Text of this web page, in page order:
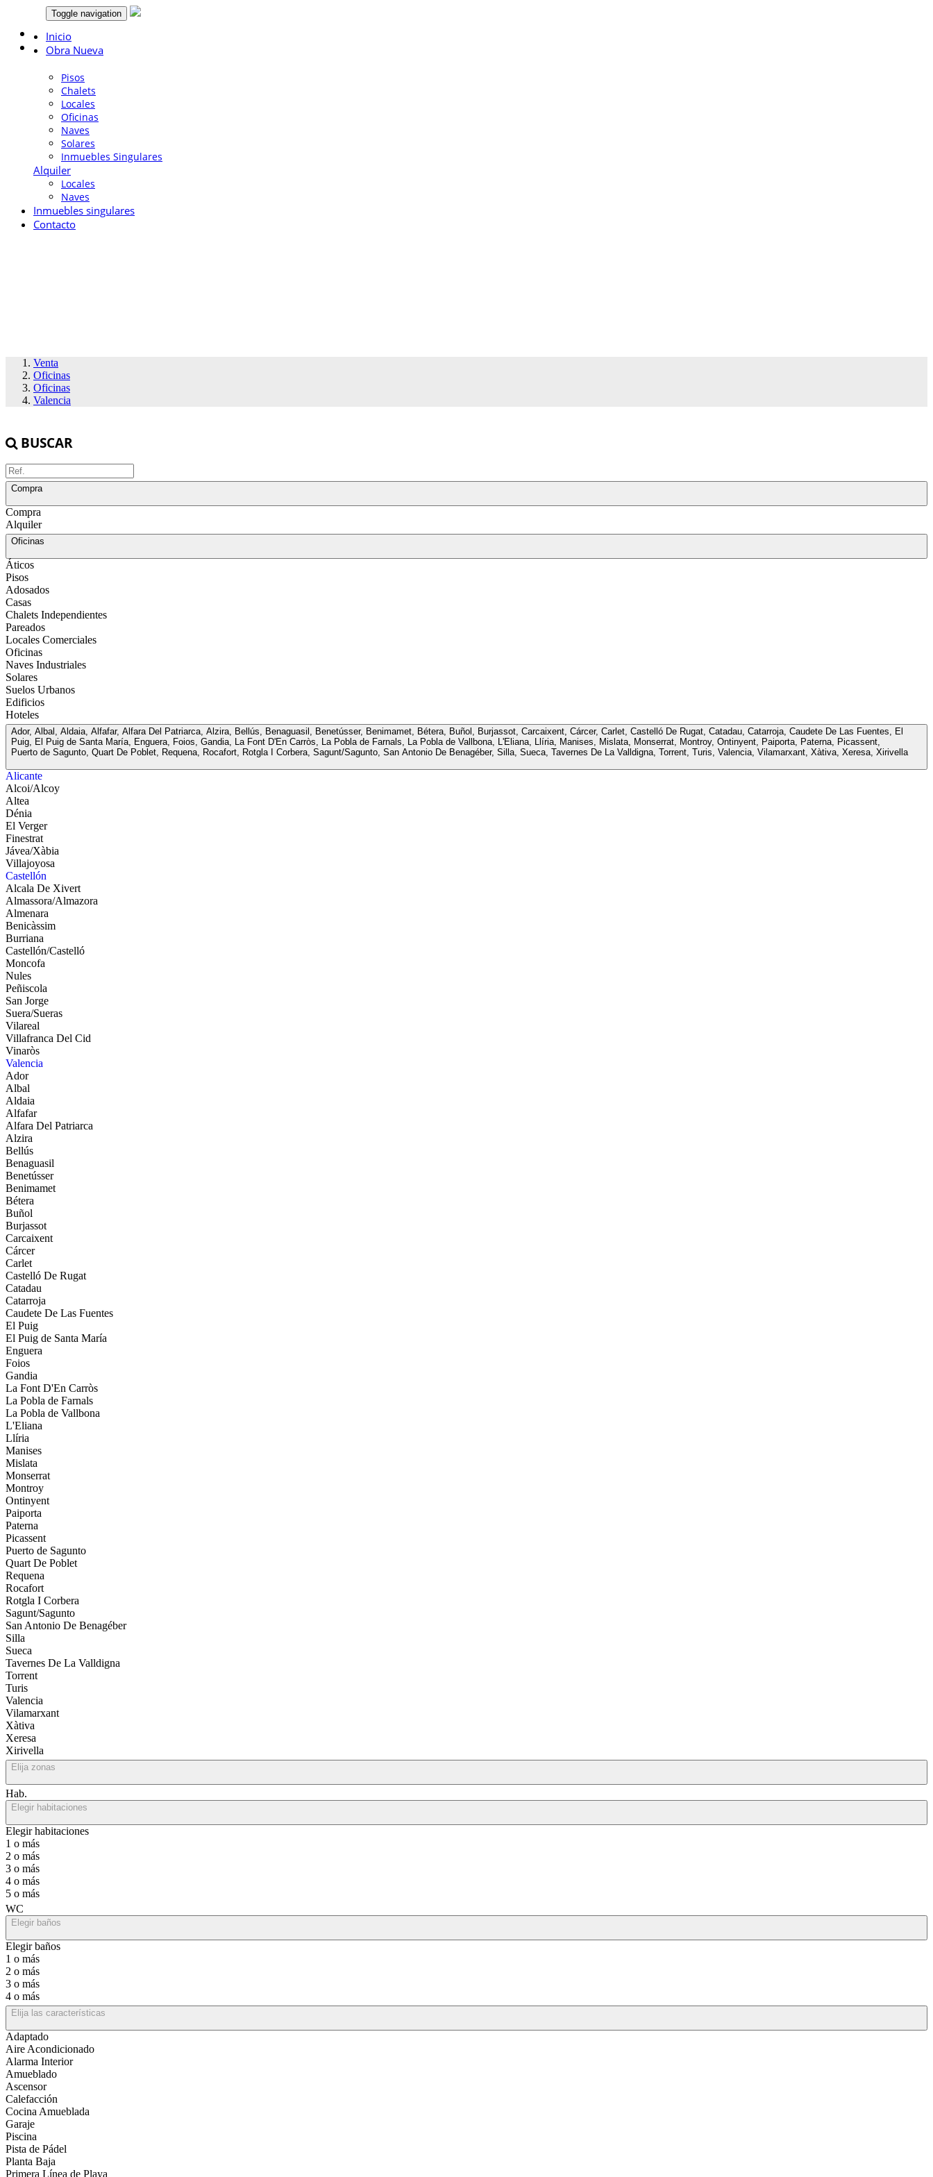
Toggle navigation
Inicio
Obra Nueva
Pisos
Chalets
Locales
Oficinas
Naves
Solares
Inmuebles Singulares
Alquiler
Locales
Naves
Inmuebles singulares
Contacto
Venta
Oficinas
Oficinas
Valencia
BUSCAR
Compra
Compra
Alquiler
Oficinas
Áticos
Pisos
Adosados
Casas
Chalets Independientes
Pareados
Locales Comerciales
Oficinas
Naves Industriales
Solares
Suelos Urbanos
Edificios
Hoteles
Ador, Albal, Aldaia, Alfafar, Alfara Del Patriarca, Alzira, Bellús, Benaguasil, Benetússer, Benimamet, Bétera, Buñol, Burjassot, Carcaixent, Cárcer, Carlet, Castelló De Rugat, Catadau, Catarroja, Caudete De Las Fuentes, El
Puig, El Puig de Santa María, Enguera, Foios, Gandia, La Font D'En Carròs, La Pobla de Farnals, La Pobla de Vallbona, L'Eliana, Llíria, Manises, Mislata, Monserrat, Montroy, Ontinyent, Paiporta, Paterna, Picassent,
Puerto de Sagunto, Quart De Poblet, Requena, Rocafort, Rotgla I Corbera, Sagunt/Sagunto, San Antonio De Benagéber, Silla, Sueca, Tavernes De La Valldigna, Torrent, Turis, Valencia, Vilamarxant, Xàtiva, Xeresa, Xirivella
Alicante
Alcoi/Alcoy
Altea
Dénia
El Verger
Finestrat
Jávea/Xàbia
Villajoyosa
Castellón
Alcala De Xivert
Almassora/Almazora
Almenara
Benicàssim
Burriana
Castellón/Castelló
Moncofa
Nules
Peñiscola
San Jorge
Suera/Sueras
Vilareal
Villafranca Del Cid
Vinaròs
Valencia
Ador
Albal
Aldaia
Alfafar
Alfara Del Patriarca
Alzira
Bellús
Benaguasil
Benetússer
Benimamet
Bétera
Buñol
Burjassot
Carcaixent
Cárcer
Carlet
Castelló De Rugat
Catadau
Catarroja
Caudete De Las Fuentes
El Puig
El Puig de Santa María
Enguera
Foios
Gandia
La Font D'En Carròs
La Pobla de Farnals
La Pobla de Vallbona
L'Eliana
Llíria
Manises
Mislata
Monserrat
Montroy
Ontinyent
Paiporta
Paterna
Picassent
Puerto de Sagunto
Quart De Poblet
Requena
Rocafort
Rotgla I Corbera
Sagunt/Sagunto
San Antonio De Benagéber
Silla
Sueca
Tavernes De La Valldigna
Torrent
Turis
Valencia
Vilamarxant
Xàtiva
Xeresa
Xirivella
Elija zonas
Hab.
Elegir habitaciones
Elegir habitaciones
1 o más
2 o más
3 o más
4 o más
5 o más
WC
Elegir baños
Elegir baños
1 o más
2 o más
3 o más
4 o más
Elija las características
Adaptado
Aire Acondicionado
Alarma Interior
Amueblado
Ascensor
Calefacción
Cocina Amueblada
Garaje
Piscina
Pista de Pádel
Planta Baja
Primera Línea de Playa